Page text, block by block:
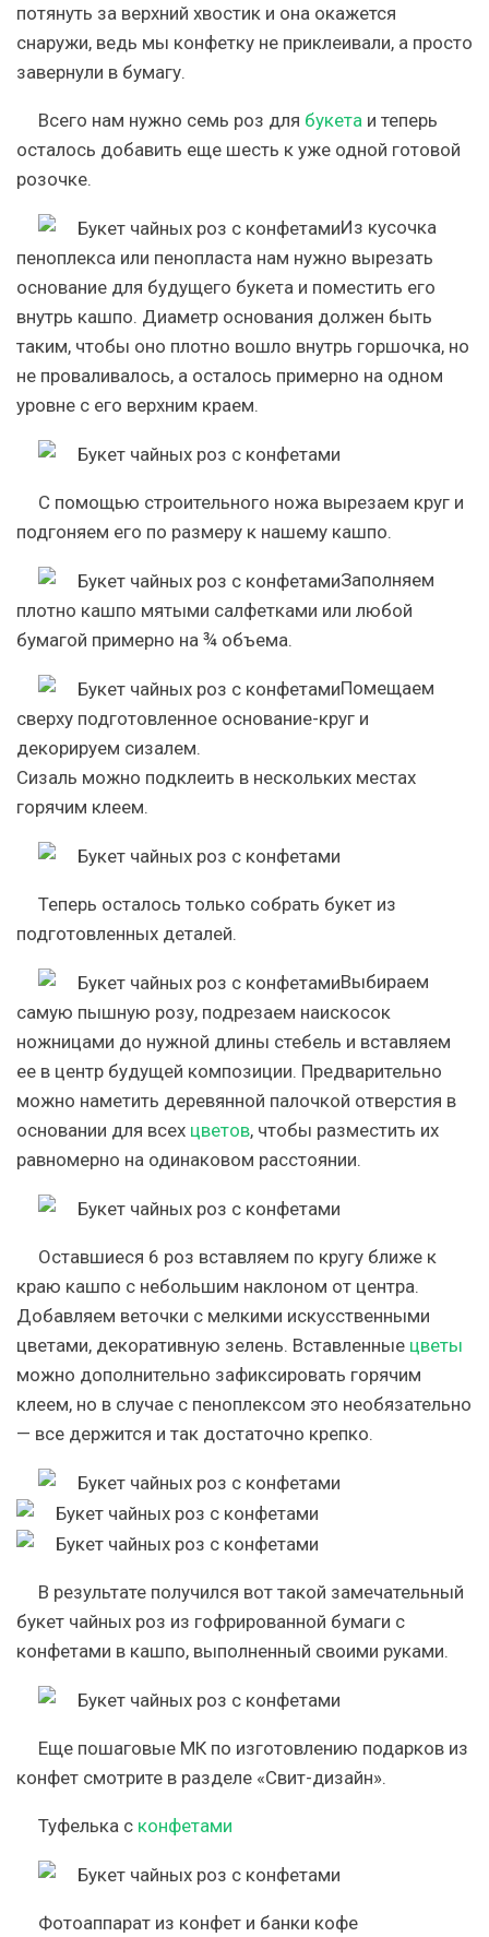
потянуть за верхний хвостик и она окажется
снаружи, ведь мы конфетку не приклеивали, а просто
завернули в бумагу.
Всего нам нужно семь роз для букета и теперь
осталось добавить еще шесть к уже одной готовой
розочке.
Из кусочка
пеноплекса или пенопласта нам нужно вырезать
основание для будущего букета и поместить его
внутрь кашпо. Диаметр основания должен быть
таким, чтобы оно плотно вошло внутрь горшочка, но
не проваливалось, а осталось примерно на одном
уровне с его верхним краем.
С помощью строительного ножа вырезаем круг и
подгоняем его по размеру к нашему кашпо.
Заполняем
плотно кашпо мятыми салфетками или любой
бумагой примерно на ¾ объема.
Помещаем
сверху подготовленное основание-круг и
декорируем сизалем.
Сизаль можно подклеить в нескольких местах
горячим клеем.
Теперь осталось только собрать букет из
подготовленных деталей.
Выбираем
самую пышную розу, подрезаем наискосок
ножницами до нужной длины стебель и вставляем
ее в центр будущей композиции. Предварительно
можно наметить деревянной палочкой отверстия в
основании для всех цветов, чтобы разместить их
равномерно на одинаковом расстоянии.
Оставшиеся 6 роз вставляем по кругу ближе к
краю кашпо с небольшим наклоном от центра.
Добавляем веточки с мелкими искусственными
цветами, декоративную зелень. Вставленные цветы
можно дополнительно зафиксировать горячим
клеем, но в случае с пеноплексом это необязательно
— все держится и так достаточно крепко.
В результате получился вот такой замечательный
букет чайных роз из гофрированной бумаги с
конфетами в кашпо, выполненный своими руками.
Еще пошаговые МК по изготовлению подарков из
конфет смотрите в разделе «Свит-дизайн».
Туфелька с конфетами
Фотоаппарат из конфет и банки кофе